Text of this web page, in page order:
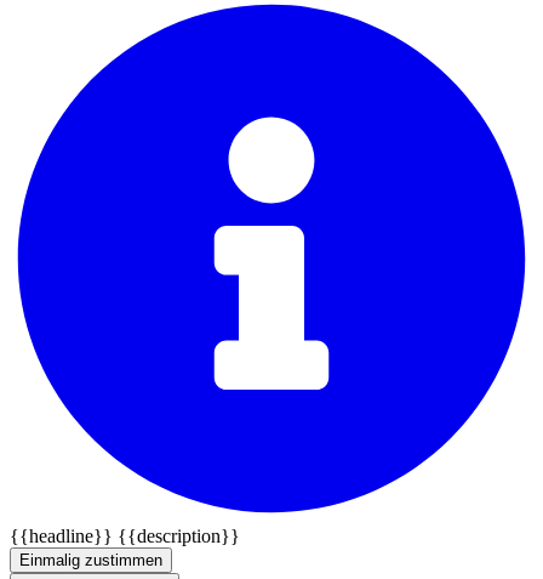
{{headline}} {{description}}
Einmalig zustimmen